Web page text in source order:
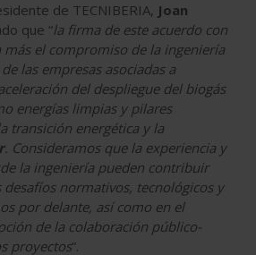
de TECNIBERIA, Joan
que “la firma de este acuerdo con
más el compromiso de la ingeniería
las empresas asociadas a
aceleración del despliegue del biogás
energías limpias y pilares
transición energética y la
. Consideramos que la experiencia y
la ingeniería pueden contribuir
normativos, tecnológicos y
por delante, así como en el
de la colaboración público-
proyectos”.